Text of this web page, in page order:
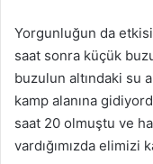
Yorgunluğun da
saat sonra küçük
buzulun altındaki su
kamp alanına
saat 20 olmuştu ve
vardığımızda elimizi